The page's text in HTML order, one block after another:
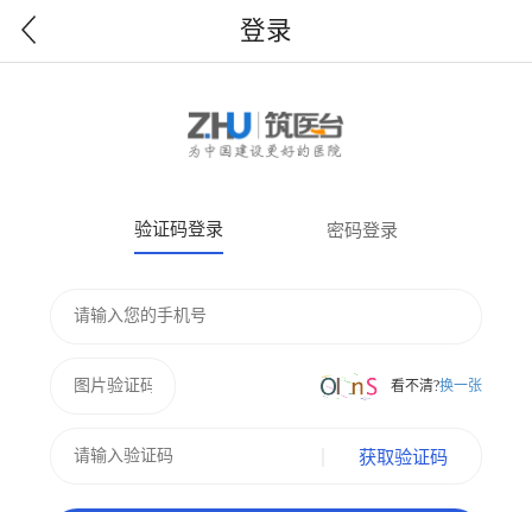
登录
验证码登录 密码登录
看不清?换一张
获取验证码